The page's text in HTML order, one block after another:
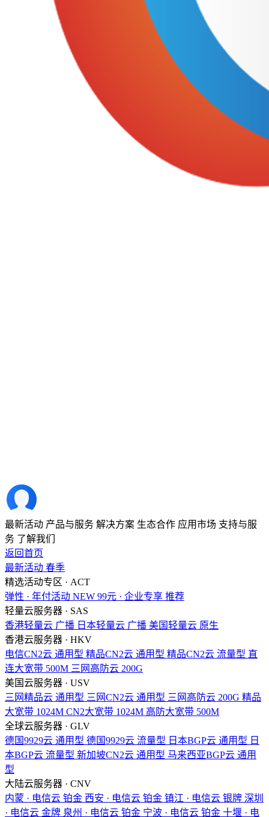
最新活动 产品与服务 解决方案 生态合作 应用市场 支持与服
务 了解我们
返回首页
最新活动 春季
精选活动专区 · ACT
弹性 · 年付活动 NEW 99元 · 企业专享 推荐
轻量云服务器 · SAS
香港轻量云 广播 日本轻量云 广播 美国轻量云 原生
香港云服务器 · HKV
电信CN2云 通用型 精品CN2云 通用型 精品CN2云 流量型 直
连大宽带 500M 三网高防云 200G
美国云服务器 · USV
三网精品云 通用型 三网CN2云 通用型 三网高防云 200G 精品
大宽带 1024M CN2大宽带 1024M 高防大宽带 500M
全球云服务器 · GLV
德国9929云 通用型 德国9929云 流量型 日本BGP云 通用型 日
本BGP云 流量型 新加坡CN2云 通用型 马来西亚BGP云 通用
型
大陆云服务器 · CNV
内蒙 · 电信云 铂金 西安 · 电信云 铂金 镇江 · 电信云 银牌 深圳
· 电信云 金牌 泉州 · 电信云 铂金 宁波 · 电信云 铂金 十堰 · 电